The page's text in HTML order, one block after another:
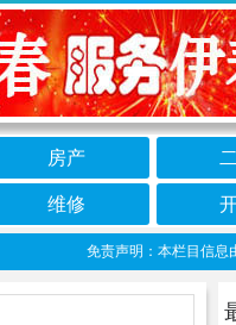
房产
维修
免责声明：本栏目信息